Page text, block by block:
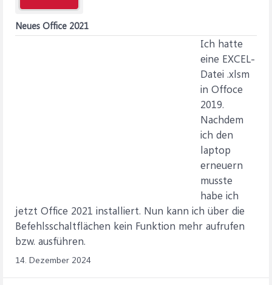
Neues Office 2021
Ich hatte
eine EXCEL-
Datei .xlsm
in Offoce
2019.
Nachdem
ich den
laptop
erneuern
musste
habe ich
jetzt Office 2021 installiert. Nun kann ich über die
Befehlsschaltflächen kein Funktion mehr aufrufen
bzw. ausführen.
14. Dezember 2024